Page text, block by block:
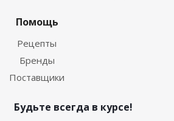
Помощь
Рецепты
Бренды
Поставщики
Будьте всегда в курсе!